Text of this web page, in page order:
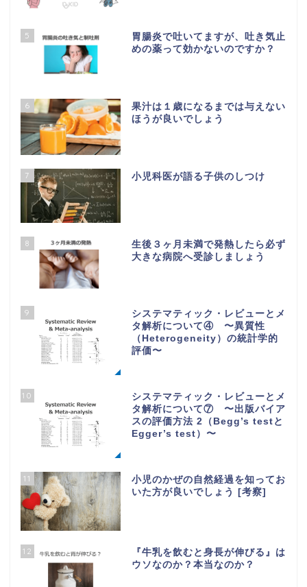
5
胃腸炎で吐いてますが、吐き気止
めの薬って効かないのですか？
6
果汁は１歳になるまでは与えない
ほうが良いでしょう
7 小児科医が語る子供のしつけ
8
生後３ヶ月未満で発熱したら必ず
大きな病院へ受診しましょう
9
システマティック・レビューとメ
タ解析について④ 〜異質性
（Heterogeneity）の統計学的
評価〜
10
システマティック・レビューとメ
タ解析について⑦ 〜出版バイア
スの評価方法 2（Begg’s testと
Egger’s test）〜
11
小児のかぜの自然経過を知ってお
いた方が良いでしょう [考察]
12
『牛乳を飲むと身長が伸びる』は
ウソなのか？本当なのか？